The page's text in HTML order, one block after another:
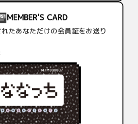
MEMBER'S CARD
たあなただけの会員証をお送り